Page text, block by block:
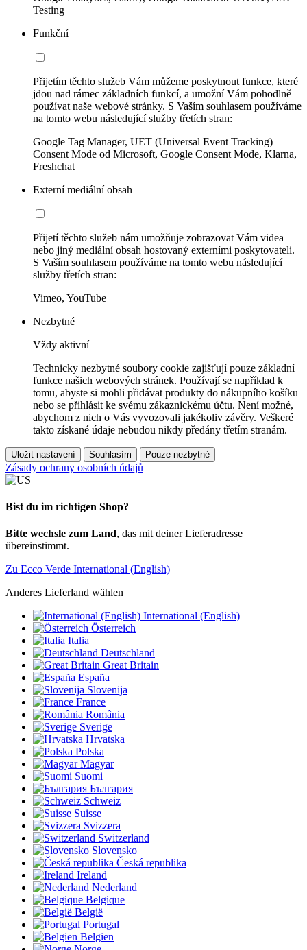
Testing
Funkční
Přijetím těchto služeb Vám můžeme poskytnout funkce, které
jdou nad rámec základních funkcí, a umožní Vám pohodlně
používat naše webové stránky. S Vaším souhlasem používáme
na tomto webu následující služby třetích stran:
Google Tag Manager, UET (Universal Event Tracking)
Consent Mode od Microsoft, Google Consent Mode, Klarna,
Freshchat
Externí mediální obsah
Přijetí těchto služeb nám umožňuje zobrazovat Vám videa
nebo jiný mediální obsah hostovaný externími poskytovateli.
S Vaším souhlasem používáme na tomto webu následující
služby třetích stran:
Vimeo, YouTube
Nezbytné
Vždy aktivní
Technicky nezbytné soubory cookie zajišťují pouze základní
funkce našich webových stránek. Používají se například k
tomu, abyste si mohli přidávat produkty do nákupního košíku
nebo se přihlásit ke svému zákaznickému účtu. Není možné,
abychom z nich o Vás vyvozovali jakékoliv závěry. Veškeré
takto získané údaje nebudou nikdy předány třetím stranám.
Uložit nastavení Souhlasím Pouze nezbytné
Zásady ochrany osobních údajů
Bist du im richtigen Shop?
Bitte wechsle zum Land, das mit deiner Lieferadresse
übereinstimmt.
Zu Ecco Verde International (English)
Anderes Lieferland wählen
International (English)
Österreich
Italia
Deutschland
Great Britain
España
Slovenija
France
România
Sverige
Hrvatska
Polska
Magyar
Suomi
България
Schweiz
Suisse
Svizzera
Switzerland
Slovensko
Česká republika
Ireland
Nederland
Belgique
België
Portugal
Belgien